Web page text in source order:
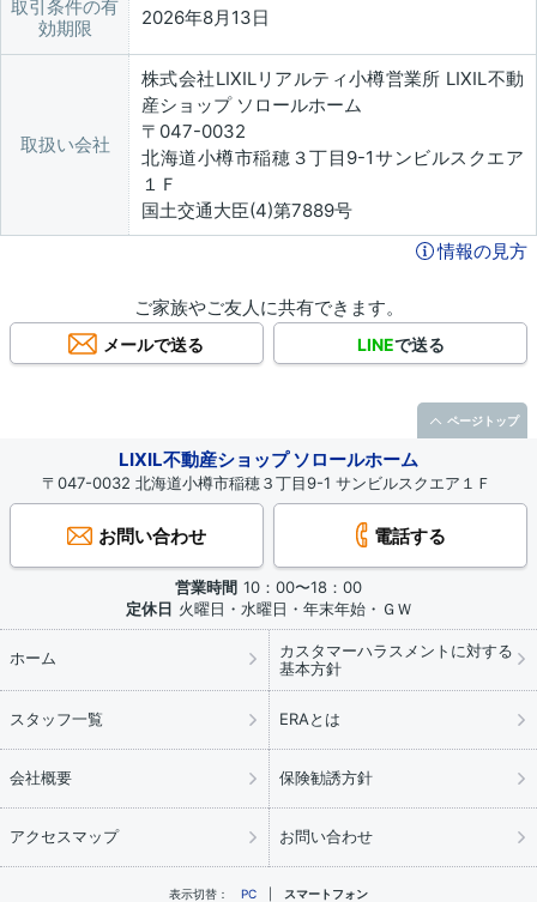
取引条件の有
効期限
2026年8月13日
取扱い会社
株式会社LIXILリアルティ小樽営業所 LIXIL不動
産ショップ ソロールホーム
〒047-0032
北海道小樽市稲穂３丁目9-1サンビルスクエア
１Ｆ
国土交通大臣(4)第7889号
情報の見方
ご家族やご友人に共有できます。
メールで送る LINEで送る
LIXIL不動産ショップ ソロールホーム
〒047-0032 北海道小樽市稲穂３丁目9-1 サンビルスクエア１Ｆ
お問い合わせ 電話する
営業時間 10：00〜18：00
定休日 火曜日・水曜日・年末年始・ＧＷ
ホーム
カスタマーハラスメントに対する
基本方針
スタッフ一覧 ERAとは
会社概要 保険勧誘方針
アクセスマップ お問い合わせ
表示切替： PC スマートフォン
ページトップ